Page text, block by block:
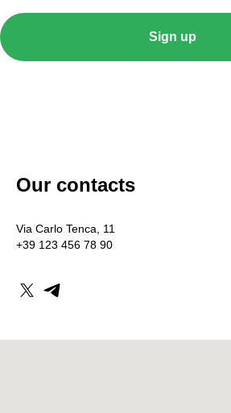
Sign up
Our contacts
Via Carlo Tenca, 11
+39 123 456 78 90